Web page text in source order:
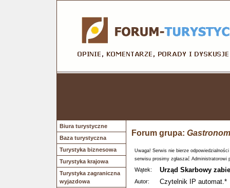
Biura turystyczne
Baza turystyczna
Turystyka biznesowa
Turystyka krajowa
Turystyka zagraniczna
wyjazdowa
Forum grupa:
Uwaga! Serwis nie bierze
serwisu prosimy zgłaszać Administratorowi
Wątek: Urząd Skarbowy
Autor: Czytelnik IP automat.*